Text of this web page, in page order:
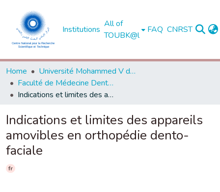
Institutions
All of
TOUBK@l
FAQ CNRST
Home
Université Mohammed V de Rabat
Faculté de Médecine Dentaire - Rabat
Indications et limites des appareils amovibles en orthopédie dento-faciale
Indications et limites des appareils
amovibles en orthopédie dento-
faciale
fr